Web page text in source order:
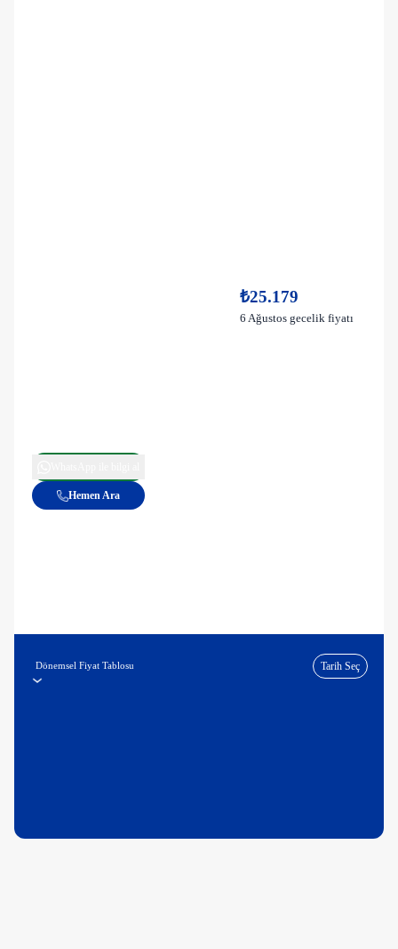
₺25.179
6 Ağustos gecelik fiyatı
Hemen Ara
Dönemsel Fiyat Tablosu Tarih Seç